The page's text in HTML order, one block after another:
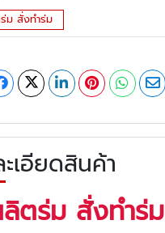
ม สั่งทำร่ม
เอียดสินค้า
ตร่ม สั่งทำร่ม